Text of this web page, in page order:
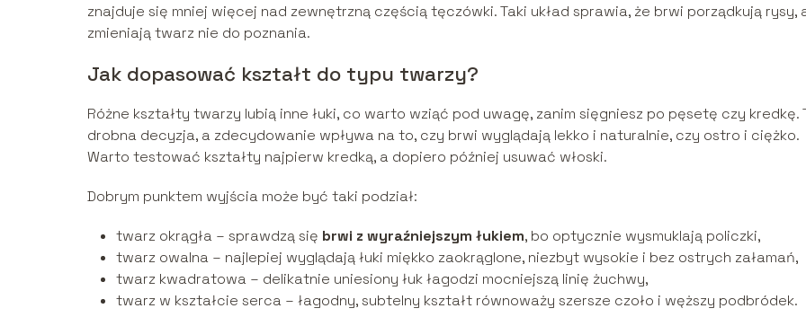
znajduje się mniej więcej nad zewnętrzną częścią tęczówki. Taki układ sprawia, że brwi porządkują rysy,
zmieniają twarz nie do poznania.
Jak dopasować kształt do typu twarzy?
Różne kształty twarzy lubią inne łuki, co warto wziąć pod uwagę, zanim sięgniesz po pęsetę czy kredkę.
drobna decyzja, a zdecydowanie wpływa na to, czy brwi wyglądają lekko i naturalnie, czy ostro i ciężko.
Warto testować kształty najpierw kredką, a dopiero później usuwać włoski.
Dobrym punktem wyjścia może być taki podział:
twarz okrągła – sprawdzą się brwi z wyraźniejszym łukiem, bo optycznie wysmuklają policzki,
twarz owalna – najlepiej wyglądają łuki miękko zaokrąglone, niezbyt wysokie i bez ostrych załamań,
twarz kwadratowa – delikatnie uniesiony łuk łagodzi mocniejszą linię żuchwy,
twarz w kształcie serca – łagodny, subtelny kształt równoważy szersze czoło i węższy podbródek.